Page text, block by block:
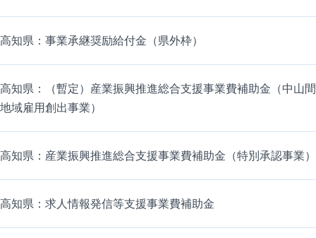
高知県：事業承継奨励給付金（県外枠）
高知県：（暫定）産業振興推進総合支援事業費補助金（中山間
地域雇用創出事業）
高知県：産業振興推進総合支援事業費補助金（特別承認事業）
高知県：求人情報発信等支援事業費補助金